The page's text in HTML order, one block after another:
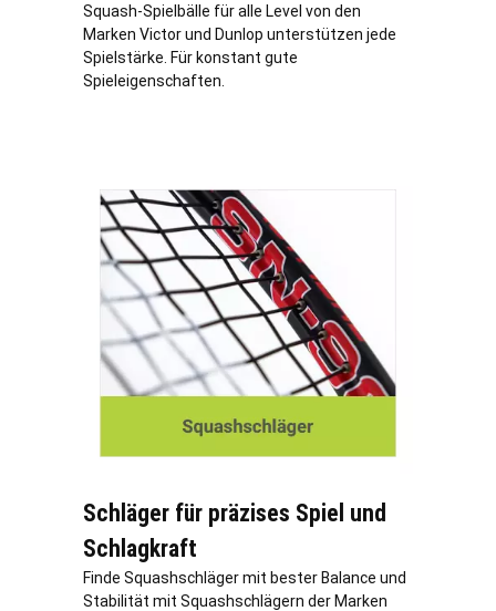
Squash-Spielbälle für alle Level von den
Marken Victor und Dunlop unterstützen jede
Spielstärke. Für konstant gute
Spieleigenschaften.
Schläger für präzises Spiel und
Schlagkraft
Finde Squashschläger mit bester Balance und
Stabilität mit Squashschlägern der Marken